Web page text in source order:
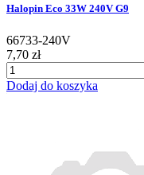
Halopin Eco 33W 240V G9
66733-240V
7,70 zł
Dodaj do koszyka